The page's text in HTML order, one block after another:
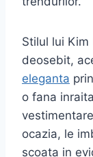
Stilul lui
deosebit,
eleganta
o fana
ocazia, le
scoata in